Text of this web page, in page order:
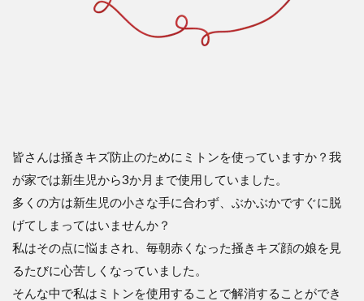
皆さんは掻きキズ防止のためにミトンを使っていますか？我
が家では新生児から3か月まで使用していました。
多くの方は新生児の小さな手に合わず、ぶかぶかですぐに脱
げてしまってはいませんか？
私はその点に悩まされ、毎朝赤くなった掻きキズ顔の娘を見
るたびに心苦しくなっていました。
そんな中で私はミトンを使用することで解消することができ